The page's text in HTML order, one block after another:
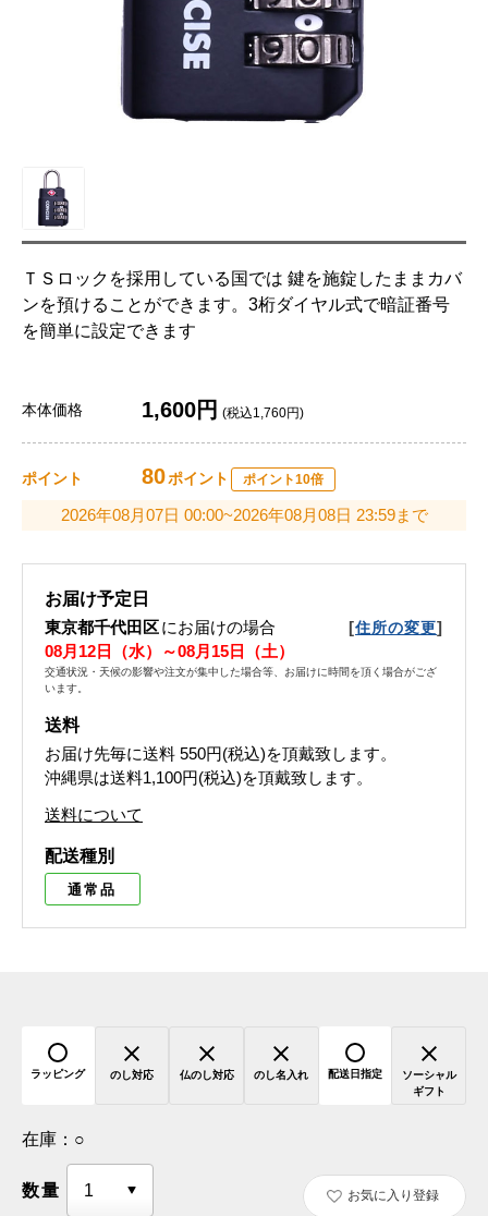
ＴＳロックを採用している国では 鍵を施錠したままカバ
ンを預けることができます。3桁ダイヤル式で暗証番号
を簡単に設定できます
本体価格 1,600円 (税込1,760円)
ポイント 80ポイント ポイント10倍
2026年08月07日 00:00~2026年08月08日 23:59まで
お届け予定日
東京都千代田区にお届けの場合 [住所の変更]
08月12日（水）～08月15日（土）
交通状況・天候の影響や注文が集中した場合等、お届けに時間を頂く場合がござ
います。
送料
お届け先毎に送料 550円(税込)を頂戴致します。
沖縄県は送料1,100円(税込)を頂戴致します。
送料について
配送種別
通常品
ラッピング のし対応 仏のし対応 のし名入れ 配送日指定
ソーシャル
ギフト
在庫： ○
数量 お気に入り登録